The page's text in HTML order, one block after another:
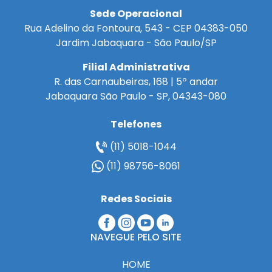
Sede Operacional
Rua Adelino da Fontoura, 543 - CEP 04383-050
Jardim Jabaquara - São Paulo/SP
Filial Administrativa
R. das Carnaubeiras, 168 | 5º andar
Jabaquara São Paulo - SP, 04343-080
Telefones
(11) 5018-1044
(11) 98756-8061
Redes Sociais
NAVEGUE PELO SITE
HOME